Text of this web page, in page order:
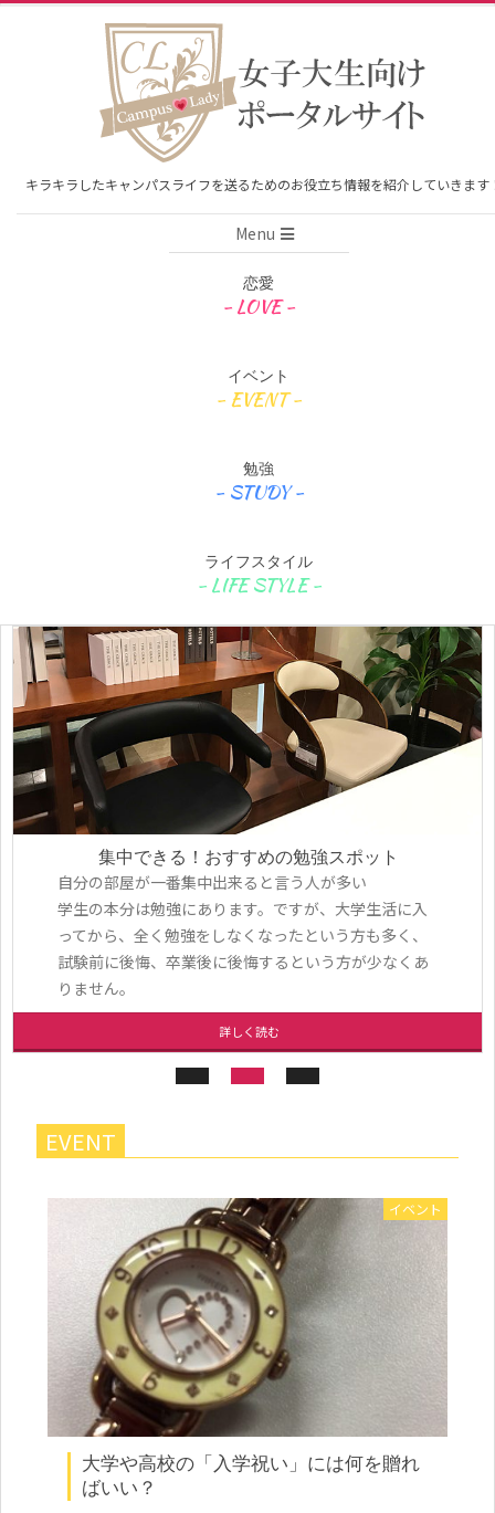
キラキラしたキャンパスライフを送るためのお役立ち情報を紹介していきます
Menu
恋愛
イベント
勉強
ライフスタイル
集中できる！おすすめの勉強スポット
自分の部屋が一番集中出来ると言う人が多い
学生の本分は勉強にあります。ですが、大学生活に入
ってから、全く勉強をしなくなったという方も多く、
試験前に後悔、卒業後に後悔するという方が少なくあ
りません。
詳しく読む
EVENT
イベント
大学や高校の「入学祝い」には何を贈れ
ばいい？